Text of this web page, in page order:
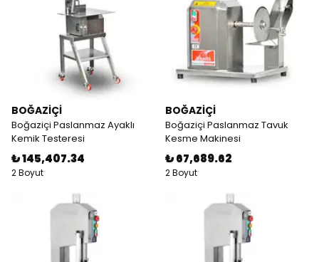
BOĞAZİÇİ
Boğaziçi Paslanmaz Ayaklı
Kemik Testeresi
₺ 145,407.34
2 Boyut
BOĞAZİÇİ
Boğaziçi Paslanmaz Tavuk
Kesme Makinesi
₺ 67,689.62
2 Boyut